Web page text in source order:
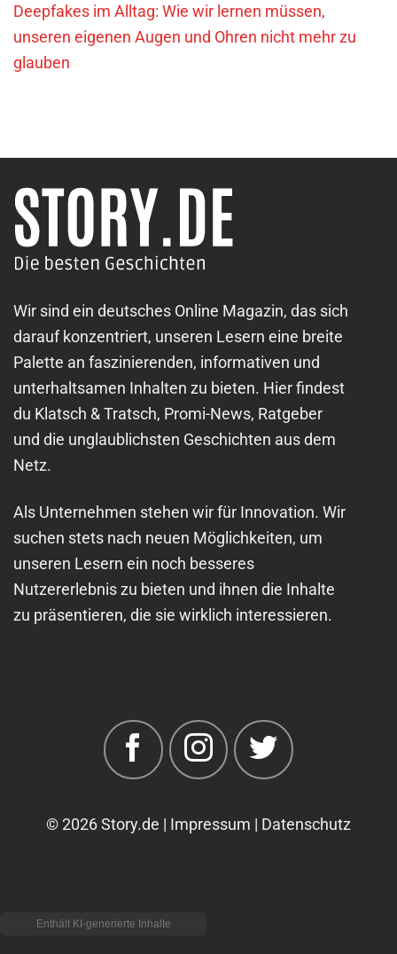
Deepfakes im Alltag: Wie wir lernen müssen,
unseren eigenen Augen und Ohren nicht mehr zu
glauben
Wir sind ein deutsches Online Magazin, das sich
darauf konzentriert, unseren Lesern eine breite
Palette an faszinierenden, informativen und
unterhaltsamen Inhalten zu bieten. Hier findest
du Klatsch & Tratsch, Promi-News, Ratgeber
und die unglaublichsten Geschichten aus dem
Netz.
Als Unternehmen stehen wir für Innovation. Wir
suchen stets nach neuen Möglichkeiten, um
unseren Lesern ein noch besseres
Nutzererlebnis zu bieten und ihnen die Inhalte
zu präsentieren, die sie wirklich interessieren.
© 2026 Story.de | Impressum | Datenschutz